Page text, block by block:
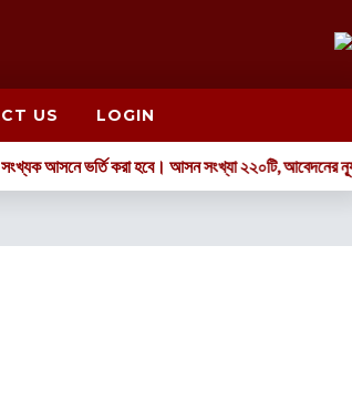
US LOGIN
আসনে ভর্তি করা হবে। আসন সংখ্যা ২২০টি, আবেদনের